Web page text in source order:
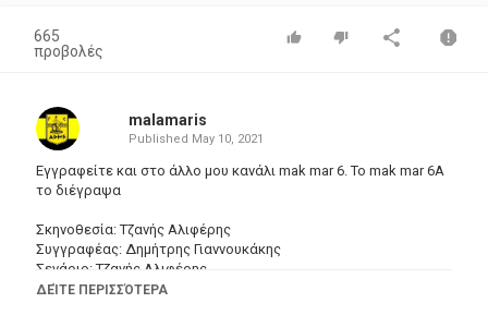
665
προβολές
malamaris
Published May 10, 2021
Εγγραφείτε και στο άλλο μου κανάλι mak mar 6. Το mak mar 6A
το διέγραψα
Σκηνοθεσία: Τζανής Αλιφέρης
Συγγραφέας: Δημήτρης Γιαννουκάκης
Σενάριο: Τζανής Αλιφέρης
Μουσική σύνθεση: Λυκούργος Μαρκέας
ΔΕΊΤΕ ΠΕΡΙΣΣΌΤΕΡΑ